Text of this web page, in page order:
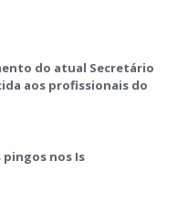
do atual Secretário
aos profissionais do
pingos nos Is